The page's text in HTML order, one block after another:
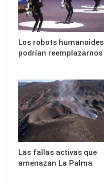
Los robots humanoides
podrían reemplazarnos
Las fallas activas que
amenazan La Palma